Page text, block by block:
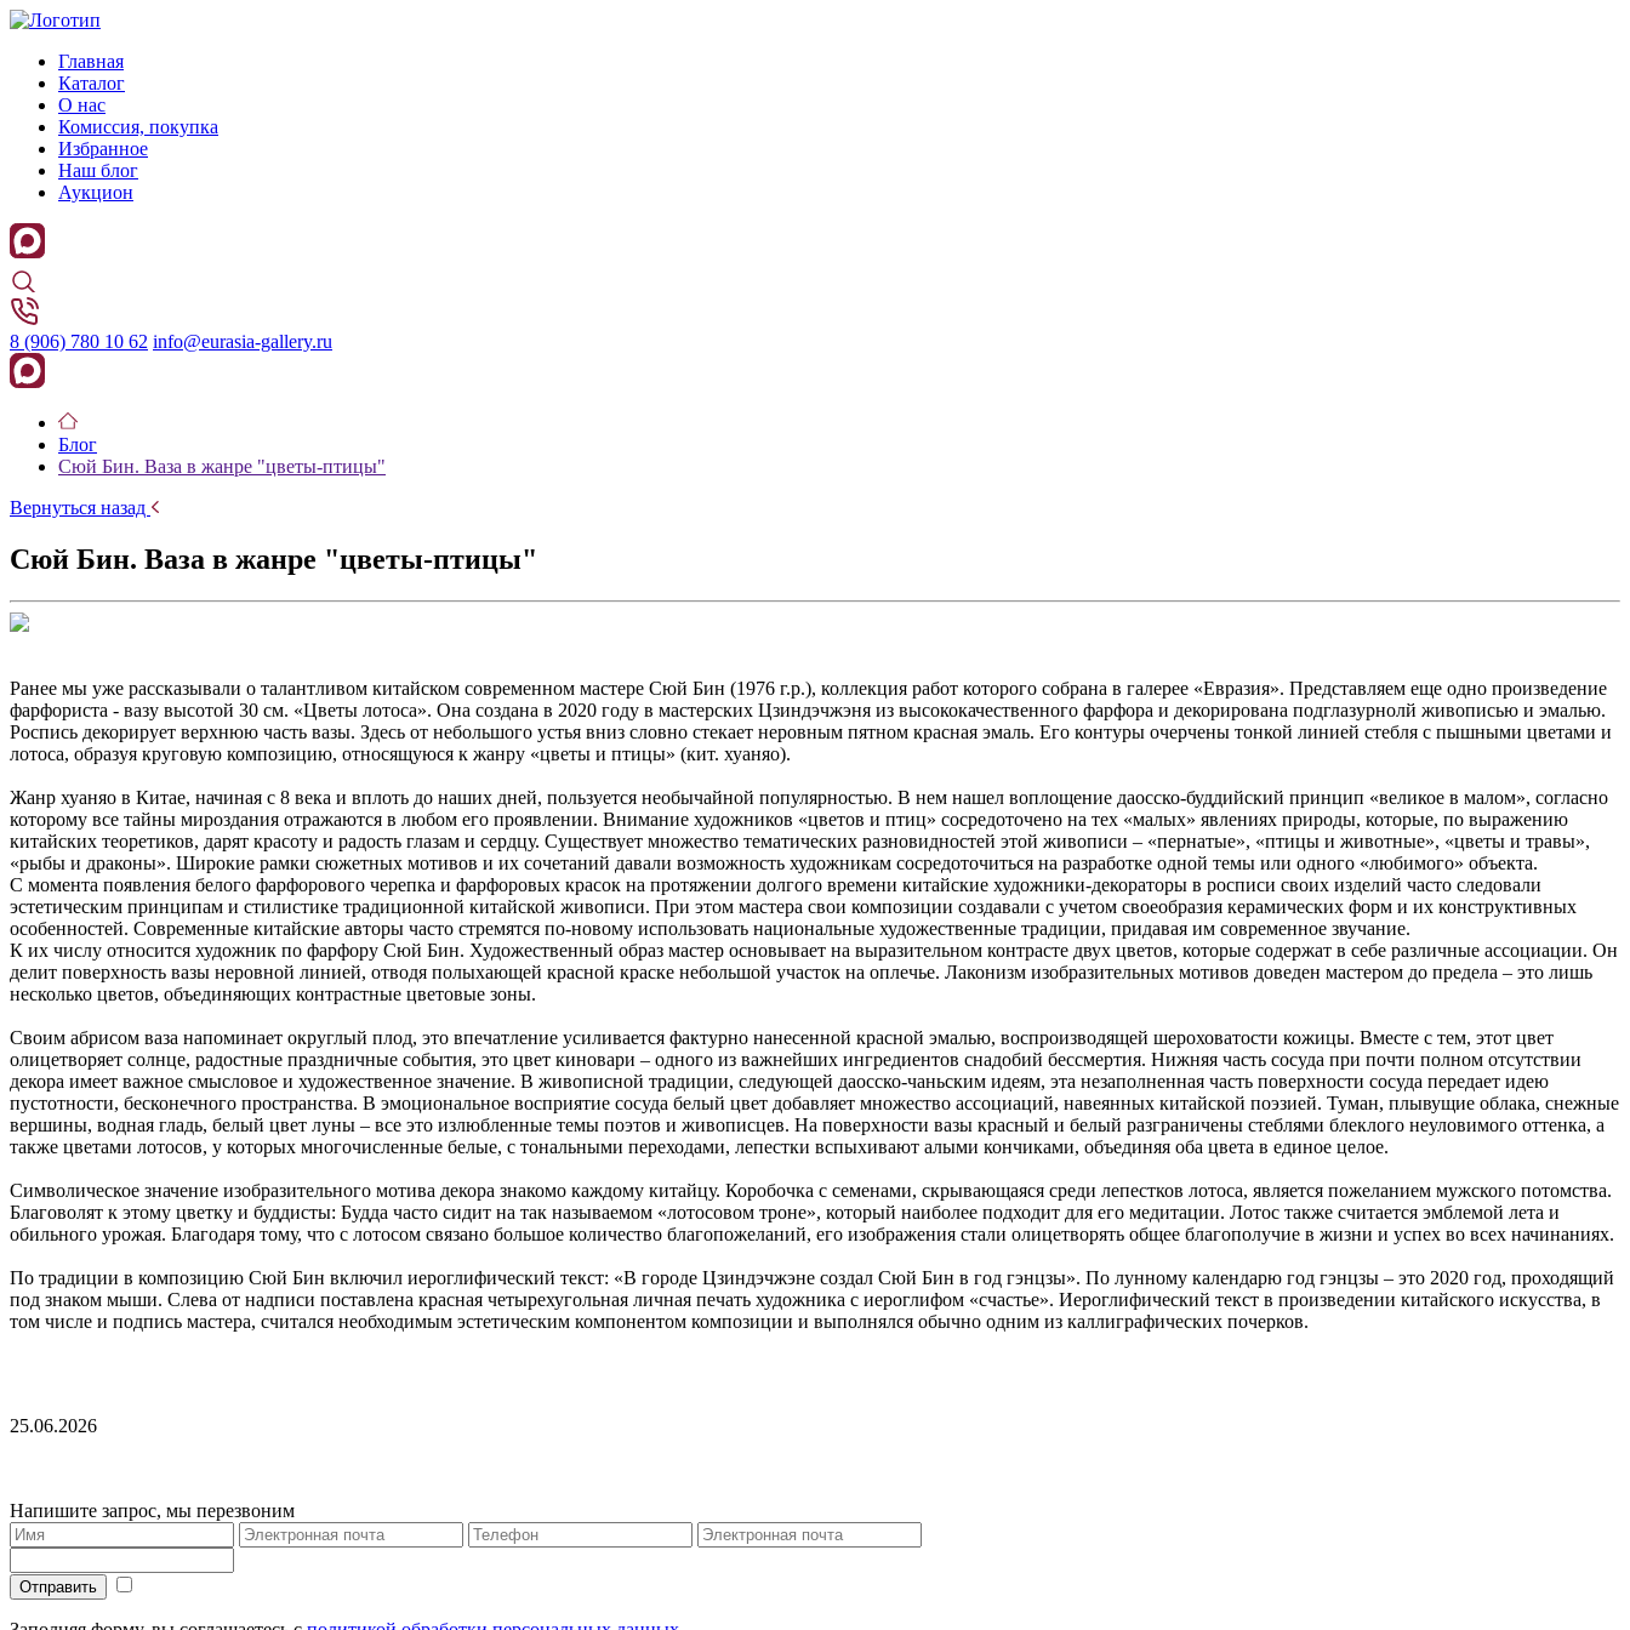
Главная
Каталог
О нас
Комиссия, покупка
Избранное
Наш блог
Аукцион
8 (906) 780 10 62 info@eurasia-gallery.ru
Блог
Сюй Бин. Ваза в жанре "цветы-птицы"
Вернуться назад
Сюй Бин. Ваза в жанре "цветы-птицы"
Ранее мы уже рассказывали о талантливом китайском современном мастере Сюй Бин (1976 г.р.), коллекция работ которого собрана в галерее «Евразия». Представляем еще одно произведение
фарфориста - вазу высотой 30 см. «Цветы лотоса». Она создана в 2020 году в мастерских Цзиндэчжэня из высококачественного фарфора и декорирована подглазурнолй живописью и эмалью.
Роспись декорирует верхнюю часть вазы. Здесь от небольшого устья вниз словно стекает неровным пятном красная эмаль. Его контуры очерчены тонкой линией стебля с пышными цветами и
лотоса, образуя круговую композицию, относящуюся к жанру «цветы и птицы» (кит. хуаняо).
Жанр хуаняо в Китае, начиная с 8 века и вплоть до наших дней, пользуется необычайной популярностью. В нем нашел воплощение даосско-буддийский принцип «великое в малом», согласно
которому все тайны мироздания отражаются в любом его проявлении. Внимание художников «цветов и птиц» сосредоточено на тех «малых» явлениях природы, которые, по выражению
китайских теоретиков, дарят красоту и радость глазам и сердцу. Существует множество тематических разновидностей этой живописи – «пернатые», «птицы и животные», «цветы и травы»,
«рыбы и драконы». Широкие рамки сюжетных мотивов и их сочетаний давали возможность художникам сосредоточиться на разработке одной темы или одного «любимого» объекта.
С момента появления белого фарфорового черепка и фарфоровых красок на протяжении долгого времени китайские художники-декораторы в росписи своих изделий часто следовали
эстетическим принципам и стилистике традиционной китайской живописи. При этом мастера свои композиции создавали с учетом своеобразия керамических форм и их конструктивных
особенностей. Современные китайские авторы часто стремятся по-новому использовать национальные художественные традиции, придавая им современное звучание.
К их числу относится художник по фарфору Сюй Бин. Художественный образ мастер основывает на выразительном контрасте двух цветов, которые содержат в себе различные ассоциации. Он
делит поверхность вазы неровной линией, отводя полыхающей красной краске небольшой участок на оплечье. Лаконизм изобразительных мотивов доведен мастером до предела – это лишь
несколько цветов, объединяющих контрастные цветовые зоны.
Своим абрисом ваза напоминает округлый плод, это впечатление усиливается фактурно нанесенной красной эмалью, воспроизводящей шероховатости кожицы. Вместе с тем, этот цвет
олицетворяет солнце, радостные праздничные события, это цвет киновари – одного из важнейших ингредиентов снадобий бессмертия. Нижняя часть сосуда при почти полном отсутствии
декора имеет важное смысловое и художественное значение. В живописной традиции, следующей даосско-чаньским идеям, эта незаполненная часть поверхности сосуда передает идею
пустотности, бесконечного пространства. В эмоциональное восприятие сосуда белый цвет добавляет множество ассоциаций, навеянных китайской поэзией. Туман, плывущие облака, снежные
вершины, водная гладь, белый цвет луны – все это излюбленные темы поэтов и живописцев. На поверхности вазы красный и белый разграничены стеблями блеклого неуловимого оттенка, а
также цветами лотосов, у которых многочисленные белые, с тональными переходами, лепестки вспыхивают алыми кончиками, объединяя оба цвета в единое целое.
Символическое значение изобразительного мотива декора знакомо каждому китайцу. Коробочка с семенами, скрывающаяся среди лепестков лотоса, является пожеланием мужского потомства.
Благоволят к этому цветку и буддисты: Будда часто сидит на так называемом «лотосовом троне», который наиболее подходит для его медитации. Лотос также считается эмблемой лета и
обильного урожая. Благодаря тому, что с лотосом связано большое количество благопожеланий, его изображения стали олицетворять общее благополучие в жизни и успех во всех начинаниях.
По традиции в композицию Сюй Бин включил иероглифический текст: «В городе Цзиндэчжэне создал Сюй Бин в год гэнцзы». По лунному календарю год гэнцзы – это 2020 год, проходящий
под знаком мыши. Слева от надписи поставлена красная четырехугольная личная печать художника с иероглифом «счастье». Иероглифический текст в произведении китайского искусства, в
том числе и подпись мастера, считался необходимым эстетическим компонентом композиции и выполнялся обычно одним из каллиграфических почерков.
25.06.2026
Напишите запрос, мы перезвоним
Отправить